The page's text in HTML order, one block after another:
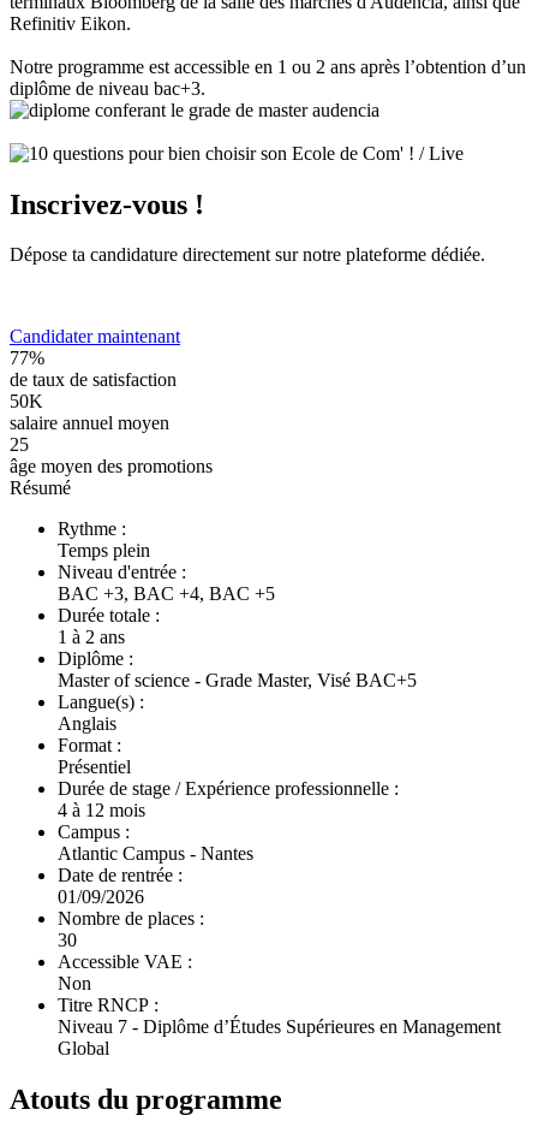
Refinitiv Eikon.
Notre programme est accessible en 1 ou 2 ans après l’obtention d’un
diplôme de niveau bac+3.
Inscrivez-vous !
Dépose ta candidature directement sur notre plateforme dédiée.
Candidater maintenant
77%
de taux de satisfaction
50K
salaire annuel moyen
25
âge moyen des promotions
Résumé
Rythme :
Temps plein
Niveau d'entrée :
BAC +3, BAC +4, BAC +5
Durée totale :
1 à 2 ans
Diplôme :
Master of science - Grade Master, Visé BAC+5
Langue(s) :
Anglais
Format :
Présentiel
Durée de stage / Expérience professionnelle :
4 à 12 mois
Campus :
Atlantic Campus - Nantes
Date de rentrée :
01/09/2026
Nombre de places :
30
Accessible VAE :
Non
Titre RNCP :
Niveau 7 - Diplôme d’Études Supérieures en Management
Global
Atouts du programme